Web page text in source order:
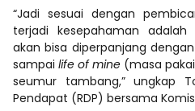
“Jadi sesuai dengan
terjadi kesepahaman
akan bisa diperpanjang
sampai life of mine (masa
seumur tambang,” ungkap
Pendapat (RDP) bersama Komisi